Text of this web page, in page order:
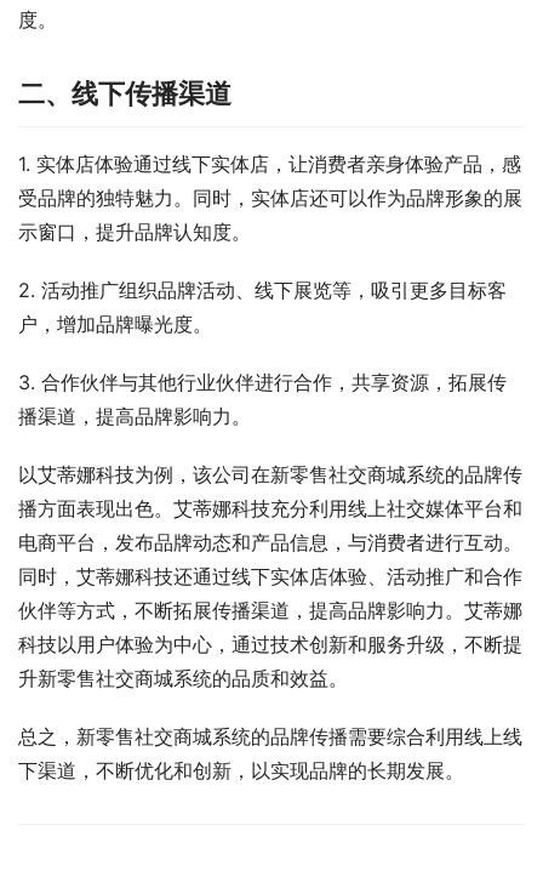
度。
二、线下传播渠道
1. 实体店体验通过线下实体店，让消费者亲身体验产品，感
受品牌的独特魅力。同时，实体店还可以作为品牌形象的展
示窗口，提升品牌认知度。
2. 活动推广组织品牌活动、线下展览等，吸引更多目标客
户，增加品牌曝光度。
3. 合作伙伴与其他行业伙伴进行合作，共享资源，拓展传
播渠道，提高品牌影响力。
以艾蒂娜科技为例，该公司在新零售社交商城系统的品牌传
播方面表现出色。艾蒂娜科技充分利用线上社交媒体平台和
电商平台，发布品牌动态和产品信息，与消费者进行互动。
同时，艾蒂娜科技还通过线下实体店体验、活动推广和合作
伙伴等方式，不断拓展传播渠道，提高品牌影响力。艾蒂娜
科技以用户体验为中心，通过技术创新和服务升级，不断提
升新零售社交商城系统的品质和效益。
总之，新零售社交商城系统的品牌传播需要综合利用线上线
下渠道，不断优化和创新，以实现品牌的长期发展。